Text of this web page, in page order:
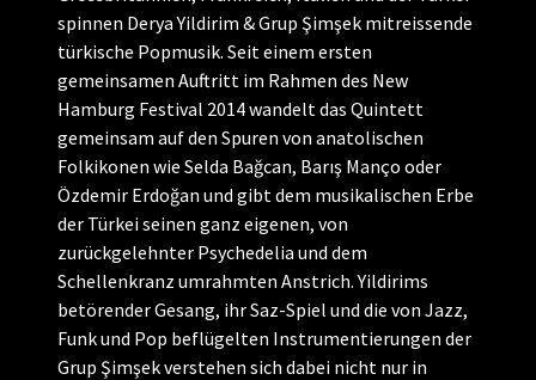
spinnen Derya Yildirim & Grup Şimşek mitreissende
türkische Popmusik. Seit einem ersten
gemeinsamen Auftritt im Rahmen des New
Hamburg Festival 2014 wandelt das Quintett
gemeinsam auf den Spuren von anatolischen
Folkikonen wie Selda Bağcan, Barış Manço oder
Özdemir Erdoğan und gibt dem musikalischen Erbe
der Türkei seinen ganz eigenen, von
zurückgelehnter Psychedelia und dem
Schellenkranz umrahmten Anstrich. Yildirims
betörender Gesang, ihr Saz-Spiel und die von Jazz,
Funk und Pop beflügelten Instrumentierungen der
Grup Şimşek verstehen sich dabei nicht nur in